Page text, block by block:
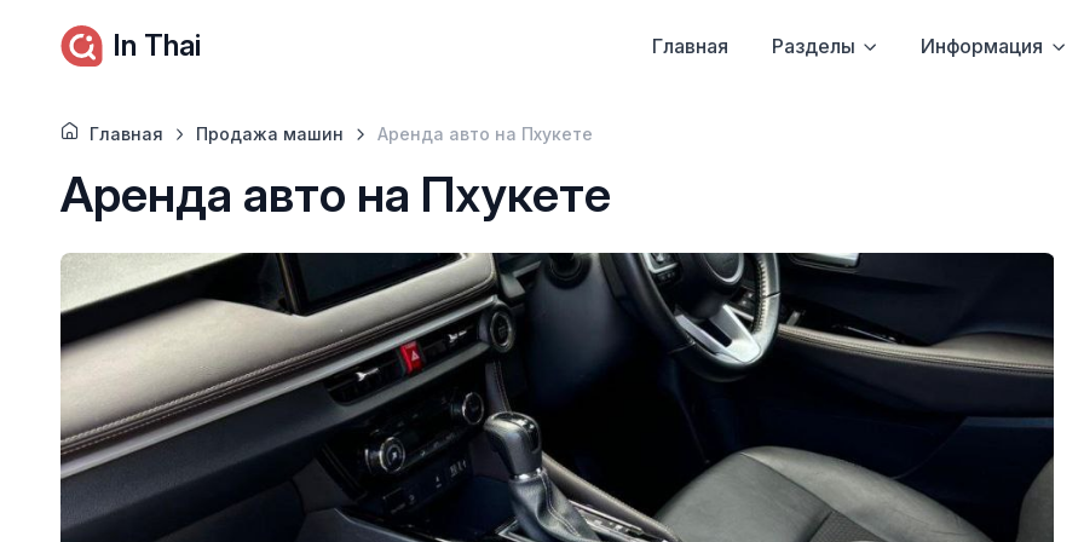
In Thai Главная Разделы Информация
Главная Продажа машин Аренда авто на Пхукете
Аренда авто на Пхукете